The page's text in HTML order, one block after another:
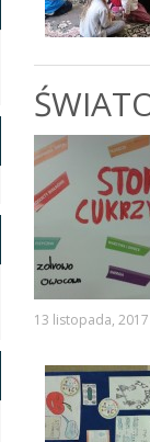
13 listopada, 2017